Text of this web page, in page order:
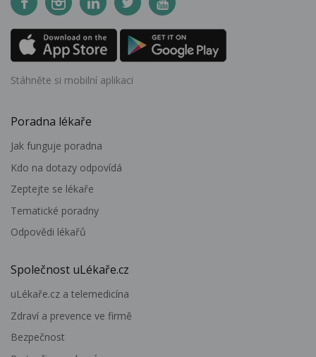
Stáhněte si mobilní aplikaci
Poradna lékaře
Jak funguje poradna
Kdo na dotazy odpovídá
Zeptejte se lékaře
Tematické poradny
Odpovědi lékařů
Společnost uLékaře.cz
uLékaře.cz a telemedicína
Zdraví a prevence ve firmě
Bezpečnost